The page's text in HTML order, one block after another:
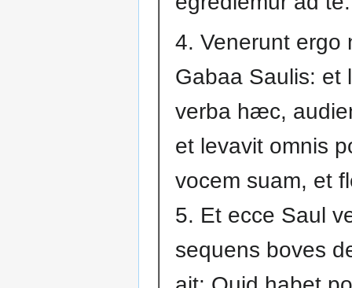
4. Venerunt ergo
Gabaa Saulis: et
verba hæc,
et levavit omnis
vocem suam, et
5. Et ecce Saul
sequens boves